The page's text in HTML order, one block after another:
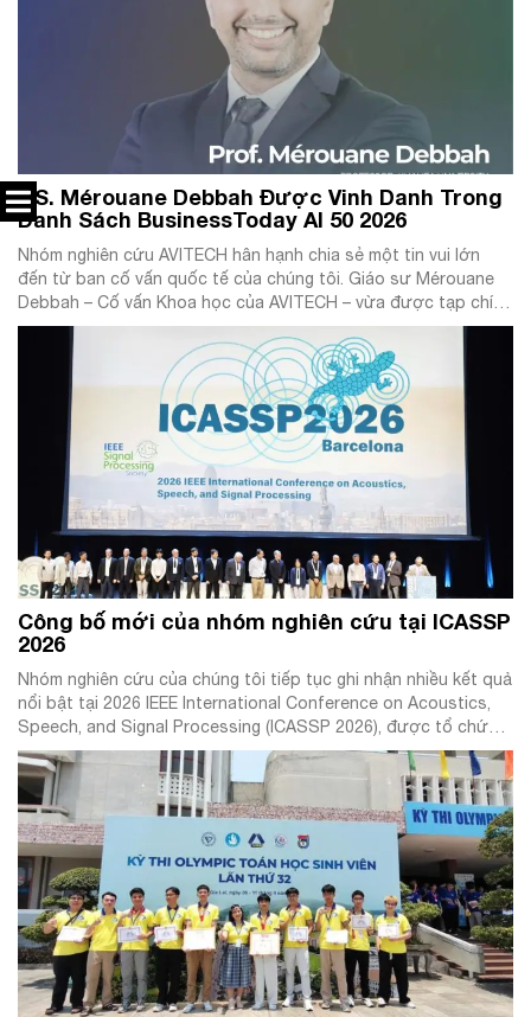
GS. Mérouane Debbah Được Vinh Danh Trong
Danh Sách BusinessToday AI 50 2026
Nhóm nghiên cứu AVITECH hân hạnh chia sẻ một tin vui lớn
đến từ ban cố vấn quốc tế của chúng tôi. Giáo sư Mérouane
Debbah – Cố vấn Khoa học của AVITECH – vừa được tạp chí
Business Today Middle East vinh danh trong danh sách:
“BusinessToday AI 50 2026” (Top 50 Nhà Lãnh […]
Công bố mới của nhóm nghiên cứu tại ICASSP
2026
Nhóm nghiên cứu của chúng tôi tiếp tục ghi nhận nhiều kết quả
nổi bật tại 2026 IEEE International Conference on Acoustics,
Speech, and Signal Processing (ICASSP 2026), được tổ chức
tại Barcelona, Tây Ban Nha từ ngày 4–8/5/2026 — hội nghị
quốc tế thuộc nhóm Qualis A1 và là một trong những diễn đàn
[…]